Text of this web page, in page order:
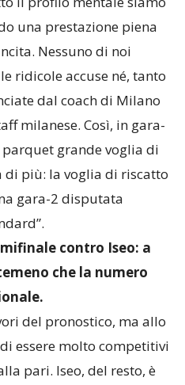
una prestazione piena
Nessuno di noi
ridicole accuse né, tanto
dal coach di Milano
milanese. Così, in gara-
grande voglia di
di più: la voglia di riscatto
gara-2 disputata
contro Iseo: a
che la numero
del pronostico, ma allo
essere molto competitivi
pari. Iseo, del resto, è